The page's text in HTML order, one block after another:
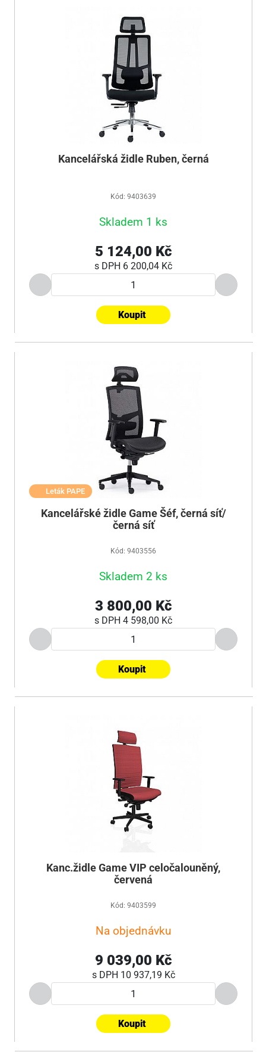
Kancelářská židle Ruben, černá
Kód: 9403639
Skladem 1 ks
5 124,00 Kč
s DPH 6 200,04 Kč
Koupit
Leták PAPE
Kancelářské židle Game Šéf, černá síť/
černá síť
Kód: 9403556
Skladem 2 ks
3 800,00 Kč
s DPH 4 598,00 Kč
Koupit
Kanc.židle Game VIP celočalouněný,
červená
Kód: 9403599
Na objednávku
9 039,00 Kč
s DPH 10 937,19 Kč
Koupit